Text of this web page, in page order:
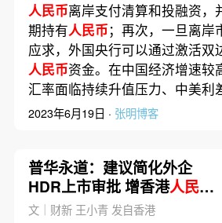
人民币离岸支付清算和投融资，
期持有人民币；再次，一旦离岸
应求，外国央行可以通过激活双
人民币资金。在中国经济增速较
汇率面临持续升值压力、中美
2023年6月19日 · 张明博客
普华永道：建议简化外企
HDR上市审批 增香港人民币
产品税务优惠
文｜财新 王小青 发自香港